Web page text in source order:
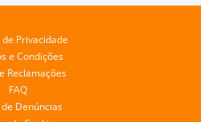
de Privacidade
e Condições
Reclamações
FAQ
Denúncias